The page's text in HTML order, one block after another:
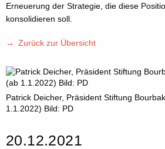
Erneuerung der Strategie, die diese
konsolidieren soll.
Zurück zur Übersicht
Patrick Deicher, Präsident Stiftung
1.1.2022) Bild: PD
20.12.2021